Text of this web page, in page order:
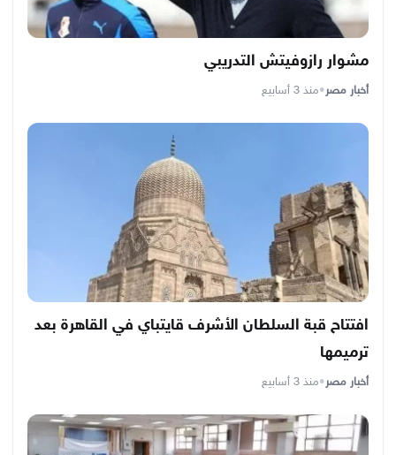
مشوار رازوفيتش التدريبي
أخبار مصر•منذ 3 أسابيع
افتتاح قبة السلطان الأشرف قايتباي في القاهرة بعد
ترميمها
أخبار مصر•منذ 3 أسابيع